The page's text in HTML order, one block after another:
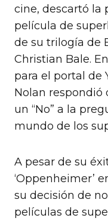
cine, descartó la
película de
de su trilogía de
Christian Bale.
para el portal de
Nolan respondió
un “No” a la
mundo de los
A pesar de su
‘Oppenheimer’
su decisión de
películas de